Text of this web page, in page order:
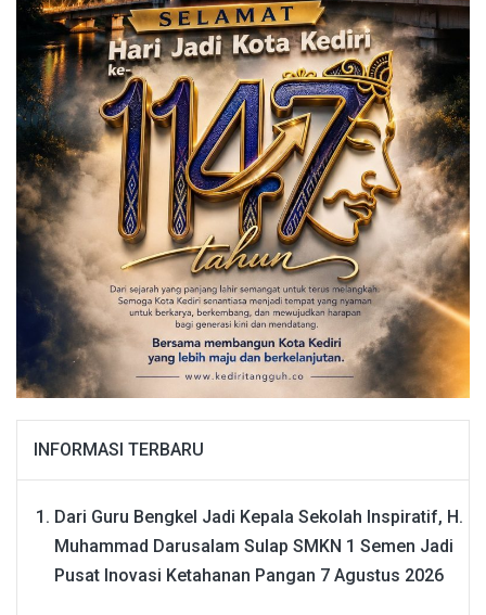
INFORMASI TERBARU
Dari Guru Bengkel Jadi Kepala Sekolah Inspiratif, H.
Muhammad Darusalam Sulap SMKN 1 Semen Jadi
Pusat Inovasi Ketahanan Pangan 7 Agustus 2026